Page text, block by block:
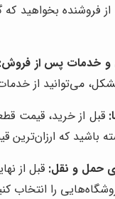
از فروشنده بخواهید
و خدمات پس از فروش:
می‌توانید از
قبل از خرید، قیمت
باشید که
حمل و نقل: قبل از
را انتخاب